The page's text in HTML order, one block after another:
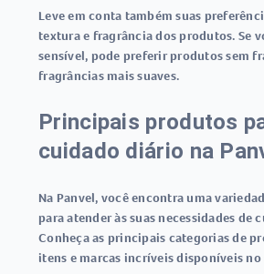
Leve em conta também suas
textura e fragrância dos produtos. Se
sensível, pode preferir produtos sem
fragrâncias mais suaves.
Principais produtos
cuidado diário na
Na Panvel, você encontra uma
para atender às suas necessidades de
Conheça as principais categorias de
itens e marcas incríveis disponíveis no